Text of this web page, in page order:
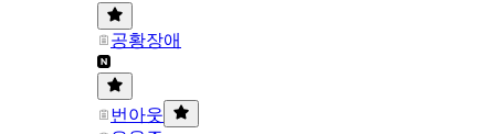
공황장애
번아웃